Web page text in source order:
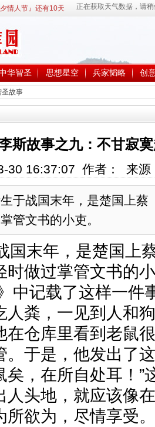
情人节』还有10天
华智圣 思想星空 兵家韬略 创
圣故事
斯故事之九：不甘寂
30 16:37:07 作者： 来
于战国末年，是楚国上蔡
管文书的小吏。
国末年，是楚国上
时做过掌管文书的
中记载了这样一件
人粪，一见到人和
在仓库里看到老鼠
。于是，他发出了
矣，在所自处耳！”
人头地，就应该像
所欲为，尽情享受